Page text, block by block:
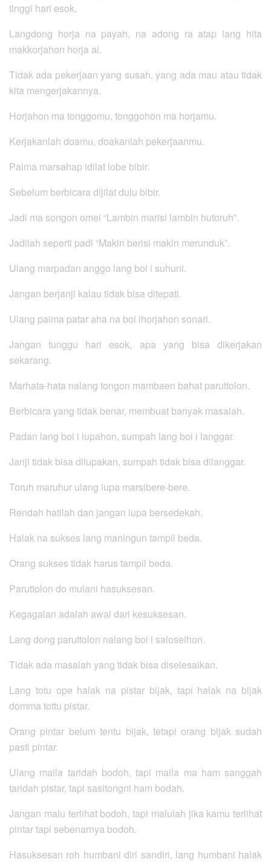
tinggi hari esok.
Langdong horja na payah, na adong ra atap lang hita
makkorjahon horja ai.
Tidak ada pekerjaan yang susah, yang ada mau atau tidak
kita mengerjakannya.
Horjahon ma tonggomu, tonggohon ma horjamu.
Kerjakanlah doamu, doakanlah pekerjaanmu.
Paima marsahap idilat lobe bibir.
Sebelum berbicara dijilat dulu bibir.
Jadi ma songon omei “Lambin marisi lambin hutoruh”.
Jadilah seperti padi “Makin berisi makin merunduk”.
Ulang marpadan anggo lang boi i suhuni.
Jangan berjanji kalau tidak bisa ditepati.
Ulang paima patar aha na boi ihorjahon sonari.
Jangan tunggu hari esok, apa yang bisa dikerjakan
sekarang.
Marhata-hata nalang tongon mambaen bahat paruttolon.
Berbicara yang tidak benar, membuat banyak masalah.
Padan lang boi i lupahon, sumpah lang boi i langgar.
Janji tidak bisa dilupakan, sumpah tidak bisa dilanggar.
Toruh maruhur ulang lupa marsibere-bere.
Rendah hatilah dan jangan lupa bersedekah.
Halak na sukses lang maningun tampil beda.
Orang sukses tidak harus tampil beda.
Paruttolon do mulani hasuksesan.
Kegagalan adalah awal dari kesuksesan.
Lang dong paruttolon nalang boi i saloseihon.
Tidak ada masalah yang tidak bisa diselesaikan.
Lang totu ope halak na pistar bijak, tapi halak na bijak
domma tottu pistar.
Orang pintar belum tentu bijak, tetapi orang bijak sudah
pasti pintar.
Ulang maila taridah bodoh, tapi maila ma ham sanggah
taridah pistar, tapi sasitongni ham bodah.
Jangan malu terlihat bodoh, tapi malulah jika kamu terlihat
pintar tapi sebenarnya bodoh.
Hasuksesan roh humbani diri sandiri, lang humbani halak